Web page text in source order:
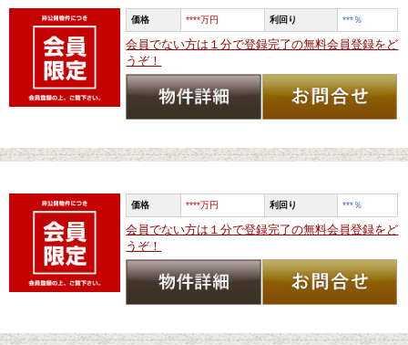
価格 ****万円 利回り ***％
会員でない方は１分で登録完了の無料会員登録をど
うぞ！
価格 ****万円 利回り ***％
会員でない方は１分で登録完了の無料会員登録をど
うぞ！